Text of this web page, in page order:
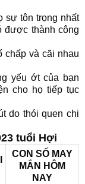
sự tôn trọng nhất
được thành công
chấp và cãi nhau
yếu ớt của bạn
cho họ tiếp tục
do thói quen chi
tuổi Hợi
CON SỐ MAY
MẮN HÔM
NAY